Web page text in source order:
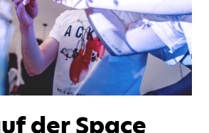
der Space